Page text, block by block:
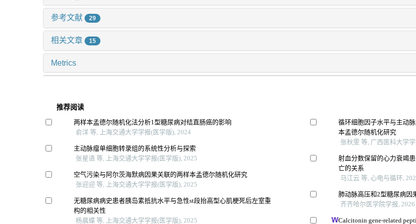
参考文献 29
相关文章 15
Metrics
推荐阅读
两样本孟德尔随机化法分析1型糖尿病对结直肠癌的影响
俞洋 等, 上海交通大学学报(医学版), 2024
主动脉瘤单细胞转录组的系统性分析与探索
张星语 等, 上海交通大学学报(医学版), 2025
空气污染与阿尔茨海默病因果关联的两样本孟德尔随机化研究
张迎迎 等, 上海交通大学学报(医学版), 2025
无糖尿病病史患者胰岛素抵抗水平与急性st段抬高型心肌梗死后左室重
构的相关性
杨晨蝶 等, 上海交通大学学报(医学版), 2025
循环细胞因子水平与主动
本孟德尔随机化研究
张秋雯 等, 广西医科大学
射血分数保留的心力衰竭
亡的关系
马江云 等, 心电与循环,
肺动脉高压和2型糖尿病因
齐齐哈尔医学院学报, 2026
Calcitonin gene-related